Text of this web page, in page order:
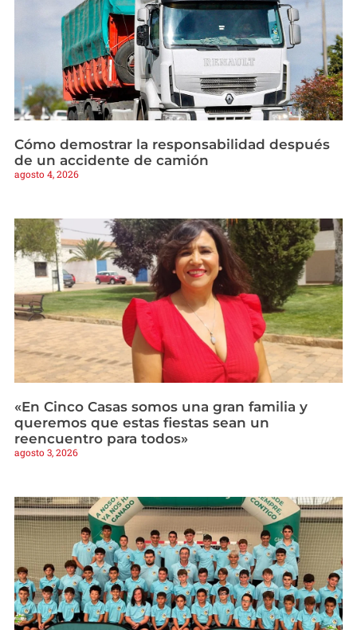
Cómo demostrar la responsabilidad después
de un accidente de camión
agosto 4, 2026
«En Cinco Casas somos una gran familia y
queremos que estas fiestas sean un
reencuentro para todos»
agosto 3, 2026